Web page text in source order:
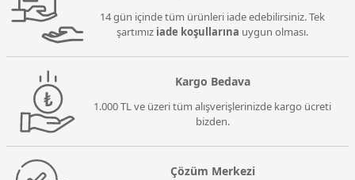
14 gün içinde tüm ürünleri iade edebilirsiniz. Tek
şartımız iade koşullarına uygun olması.
Kargo Bedava
1.000 TL ve üzeri tüm alışverişlerinizde kargo ücreti
bizden.
Çözüm Merkezi